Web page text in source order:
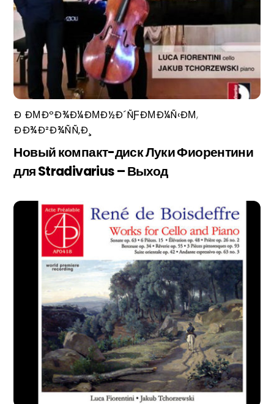
Ð ÐΜÐºÐ¾Ð¼ÐΜÐ½Ð´ÑƑÐΜÐ¼Ñ‹ÐΜ,
ÐÐ¾Ð²Ð¾ÑÑ‚Ð¸
Новый компакт-диск Луки Фиорентини
для Stradivarius – Выход